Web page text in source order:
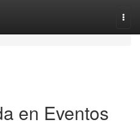
en Eventos